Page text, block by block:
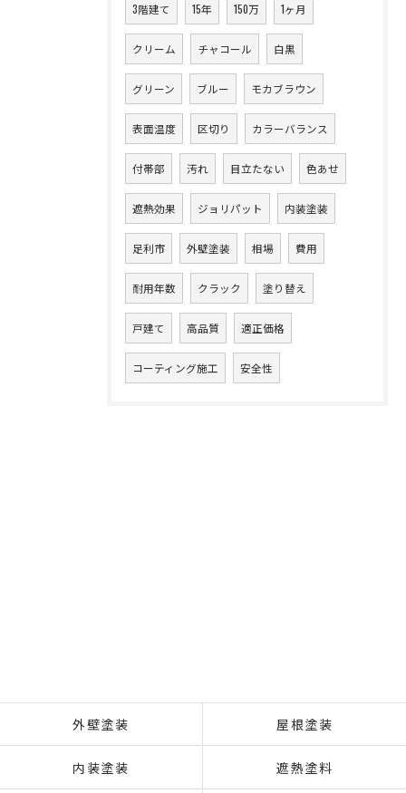
3階建て 15年 150万 1ヶ月
クリーム チャコール 白黒
グリーン ブルー モカブラウン
表面温度 区切り カラーバランス
付帯部 汚れ 目立たない 色あせ
遮熱効果 ジョリパット 内装塗装
足利市 外壁塗装 相場 費用
耐用年数 クラック 塗り替え
戸建て 高品質 適正価格
コーティング施工 安全性
外壁塗装 屋根塗装
内装塗装 遮熱塗料